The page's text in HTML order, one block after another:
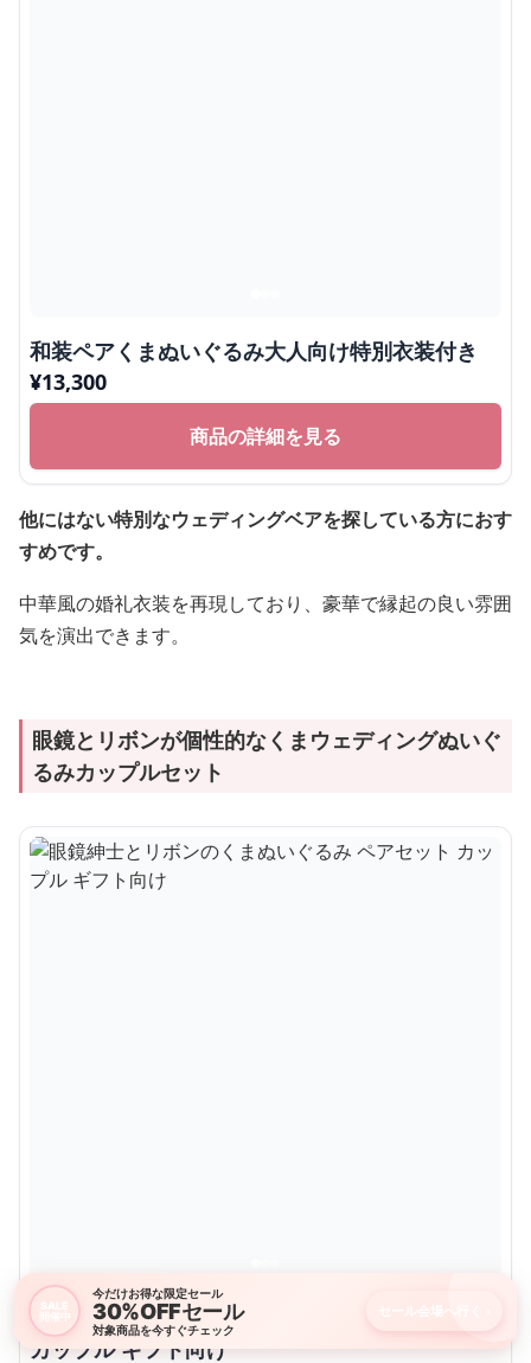
SALE
開催中
今だけお得な限定セール
30%OFFセール
対象商品を今すぐチェック
セール会場へ行く
和装ペアくまぬいぐるみ大人向け特別衣装付き
¥13,300
商品の詳細を見る
他にはない特別なウェディングベアを探している方におす
すめです。
中華風の婚礼衣装を再現しており、豪華で縁起の良い雰囲
気を演出できます。
眼鏡とリボンが個性的なくまウェディングぬいぐ
るみカップルセット
眼鏡紳士とリボンのくまぬいぐるみ ペアセット
カップル ギフト向け